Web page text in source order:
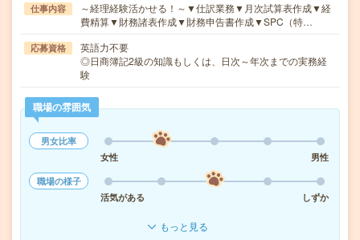
仕事内容
～経理経験活かせる！～▼仕訳業務▼月次試算表作成▼経
費精算▼財務諸表作成▼財務申告書作成▼SPC（特…
応募資格
英語力不要
◎日商簿記2級の知識もしくは、日次～年次までの実務経
験
職場の雰囲気
男女比率
女性
男性
職場の様子
活気がある
しずか
もっと見る